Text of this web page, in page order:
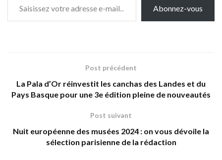
Abonnez-vous
Post précédent
La Pala d’Or réinvestit les canchas des Landes et du
Pays Basque pour une 3e édition pleine de nouveautés
Post suivant
Nuit européenne des musées 2024 : on vous dévoile la
sélection parisienne de la rédaction